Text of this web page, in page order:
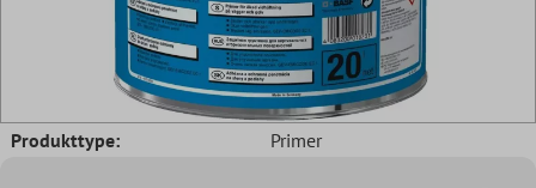
Produkttype: Primer